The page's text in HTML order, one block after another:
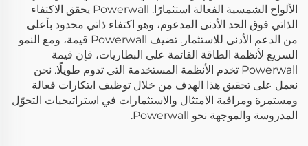
الألواح الشمسية الفعالة استثمارًا. Powerwall يحقق الاكتفاء
الذاتي فوق الحد الأدنى المدعوم، وهو اكتفاء ذاتي محدود بأعلى
من الدعم الأدنى للاستثمار. تضيف Powerwall قيمة، ومع النمو
السريع لأنظمة الطاقة القائمة على البطاريات، فإن قيمة
Powerwall تخدم الأنظمة المستخدمة التي تدوم طويلًا. نحن
نعمل على تحقيق هذا الهدف من خلال توظيف ابتكارات فعالة
ومستمرة ومراقبة الامتثال والاستثمارات في استراتيجيات التحوّل
المدروسة والموجهة نحو Powerwall.